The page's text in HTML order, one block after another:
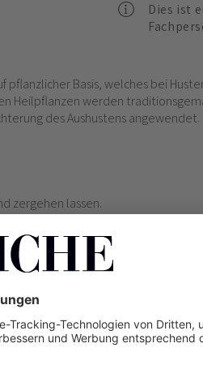
Dies ist
Basis, welches bei
Heilpflanzen werden
des Aushustens angewendet.
zergehen lassen.